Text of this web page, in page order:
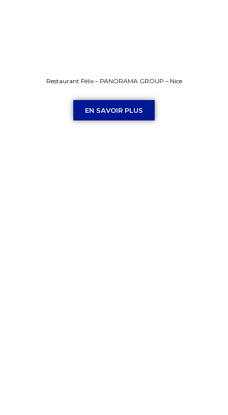
Restaurant Félix – PANORAMA GROUP – Nice
EN SAVOIR PLUS